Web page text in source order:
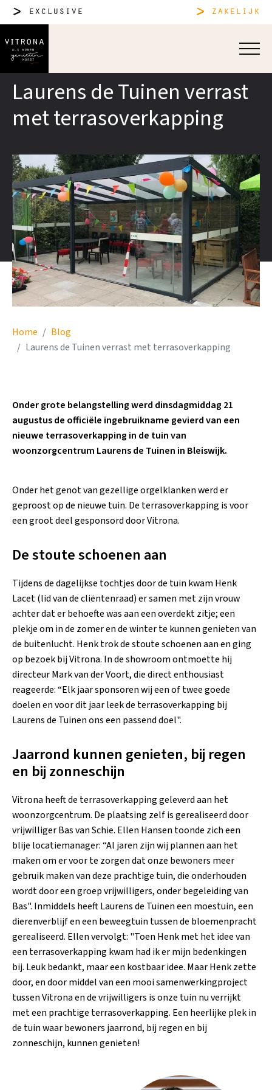
exclusive zakelijk
Laurens de Tuinen verrast
met terrasoverkapping
Home
Blog
Laurens de Tuinen verrast met terrasoverkapping
Onder grote belangstelling werd dinsdagmiddag 21
augustus de officiële ingebruikname gevierd van een
nieuwe terrasoverkapping in de tuin van
woonzorgcentrum Laurens de Tuinen in Bleiswijk.
Onder het genot van gezellige orgelklanken werd er
geproost op de nieuwe tuin. De terrasoverkapping is voor
een groot deel gesponsord door Vitrona.
De stoute schoenen aan
Tijdens de dagelijkse tochtjes door de tuin kwam Henk
Lacet (lid van de cliëntenraad) er samen met zijn vrouw
achter dat er behoefte was aan een overdekt zitje; een
plekje om in de zomer en de winter te kunnen genieten van
de buitenlucht. Henk trok de stoute schoenen aan en ging
op bezoek bij Vitrona. In de showroom ontmoette hij
directeur Mark van der Voort, die direct enthousiast
reageerde: “Elk jaar sponsoren wij een of twee goede
doelen en voor dit jaar leek de terrasoverkapping bij
Laurens de Tuinen ons een passend doel".
Jaarrond kunnen genieten, bij regen
en bij zonneschijn
Vitrona heeft de terrasoverkapping geleverd aan het
woonzorgcentrum. De plaatsing zelf is gerealiseerd door
vrijwilliger Bas van Schie. Ellen Hansen toonde zich een
blije locatiemanager: “Al jaren zijn wij plannen aan het
maken om er voor te zorgen dat onze bewoners meer
gebruik maken van deze prachtige tuin, die onderhouden
wordt door een groep vrijwilligers, onder begeleiding van
Bas". Inmiddels heeft Laurens de Tuinen een moestuin, een
dierenverblijf en een beweegtuin tussen de bloemenpracht
gerealiseerd. Ellen vervolgt: "Toen Henk met het idee van
een terrasoverkapping kwam had ik er mijn bedenkingen
bij. Leuk bedankt, maar een kostbaar idee. Maar Henk zette
door, en door middel van een mooi samenwerkingproject
tussen Vitrona en de vrijwilligers is onze tuin nu verrijkt
met een prachtige terrasoverkapping. Een heerlijke plek in
de tuin waar bewoners jaarrond, bij regen en bij
zonneschijn, kunnen genieten!